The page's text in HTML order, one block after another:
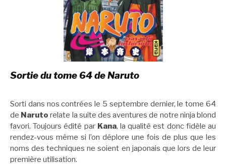
Sortie du tome 64 de Naruto
Sorti dans nos contrées le 5 septembre dernier, le tome 64
de Narutorelate la suite des aventures de notre ninja blond
favori. Toujours édité par Kana, la qualité est donc fidèle au
rendez-vous même si l’on déplore une fois de plus que les
noms des techniques ne soient en japonais que lors de leur
première utilisation.